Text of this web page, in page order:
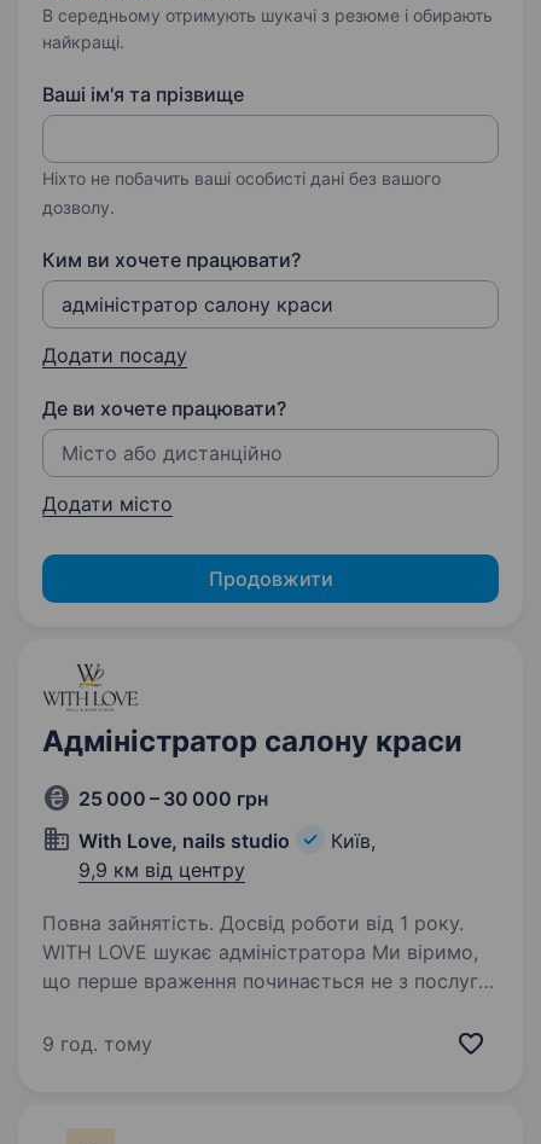
В середньому отримують шукачі з резюме і обирають
найкращі.
Ваші ім'я та прізвище
Ніхто не побачить ваші особисті дані без вашого
дозволу.
Ким ви хочете працювати?
Додати посаду
Де ви хочете працювати?
Додати місто
Продовжити
Адміністратор салону краси
25 000 – 30 000 грн
With Love, nails studio
Київ,
9,9 км від центру
Повна зайнятість. Досвід роботи від 1 року.
WITH LOVE шукає адміністратора Ми віримо,
що перше враження починається не з послуги,
шукаємо людину, яка стане обличчям нашої
9 год. тому